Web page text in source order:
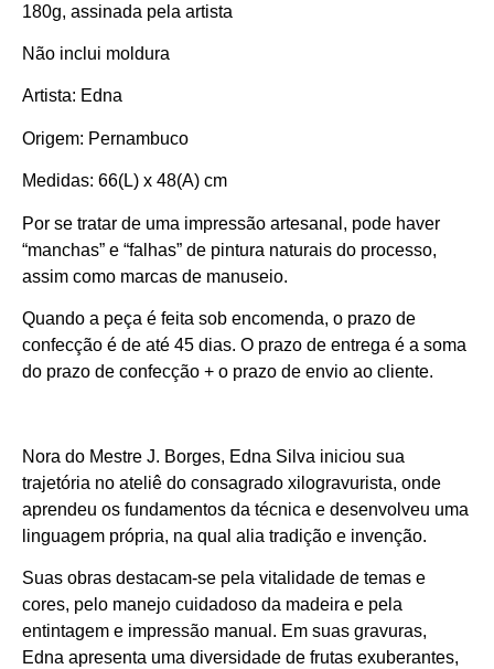
180g, assinada pela artista
Não inclui moldura
Artista: Edna
Origem: Pernambuco
Medidas: 66(L) x 48(A) cm
Por se tratar de uma impressão artesanal, pode haver
“manchas” e “falhas” de pintura naturais do processo,
assim como marcas de manuseio.
Quando a peça é feita sob encomenda, o prazo de
confecção é de até 45 dias. O prazo de entrega é a soma
do prazo de confecção + o prazo de envio ao cliente.
Nora do Mestre J. Borges, Edna Silva iniciou sua
trajetória no ateliê do consagrado xilogravurista, onde
aprendeu os fundamentos da técnica e desenvolveu uma
linguagem própria, na qual alia tradição e invenção.
Suas obras destacam-se pela vitalidade de temas e
cores, pelo manejo cuidadoso da madeira e pela
entintagem e impressão manual. Em suas gravuras,
Edna apresenta uma diversidade de frutas exuberantes,